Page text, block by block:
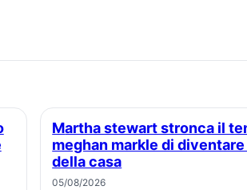
Martha stewart stronca il tentativo di
meghan markle di diventare
della casa
05/08/2026